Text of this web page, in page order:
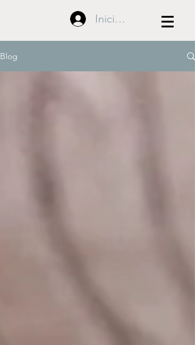
Iniciar sesión
Blog